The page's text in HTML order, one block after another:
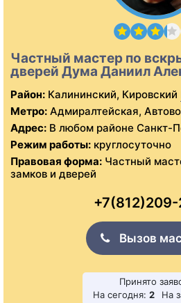
Частный мастер по
дверей Дума Даниил
Район: Калининский, Кировский
Метро: Адмиралтейская, Автово
Адрес: В любом районе Санкт-
Режим работы: круглосуточно
Правовая форма: Частный
замков и дверей
Вызов
Принято
На сегодня: 2 На